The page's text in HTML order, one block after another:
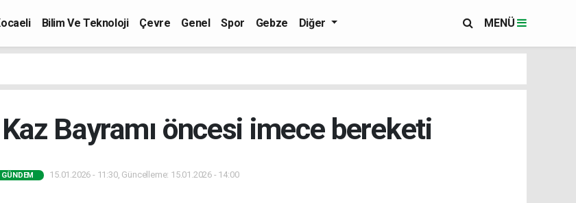
Bilim Ve Teknoloji Çevre Genel Spor Gebze Diğer MENÜ
Bayramı öncesi imece bereketi
GÜNDEM 15.01.2026 - 11:30, Güncelleme: 15.01.2026 - 14:00